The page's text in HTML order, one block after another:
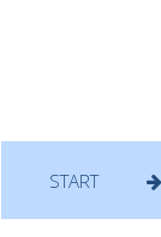
START